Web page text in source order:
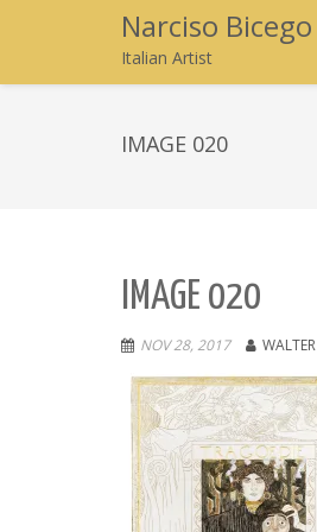
Narciso Bicego
Italian Artist
IMAGE 020
IMAGE 020
NOV 28, 2017 WALTER